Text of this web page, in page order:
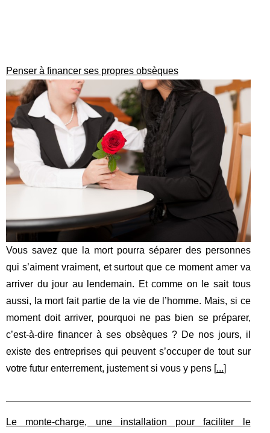
Penser à financer ses propres obsèques
Vous savez que la mort pourra séparer des personnes
qui s’aiment vraiment, et surtout que ce moment amer va
arriver du jour au lendemain. Et comme on le sait tous
aussi, la mort fait partie de la vie de l’homme. Mais, si ce
moment doit arriver, pourquoi ne pas bien se préparer,
c’est-à-dire financer à ses obsèques ? De nos jours, il
existe des entreprises qui peuvent s’occuper de tout sur
votre futur enterrement, justement si vous y pens [...]
Le monte-charge, une installation pour faciliter le